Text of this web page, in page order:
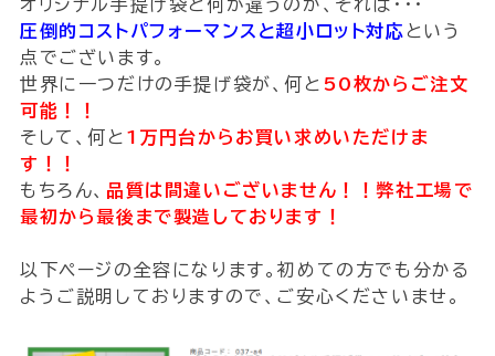
オリジナル手提げ袋と何が違うのか、それは・・・
圧倒的コストパフォーマンスと超小ロット対応 という
点でございます。
世界に一つだけの手提げ袋が、何と 50枚からご注文
可能！！
そして、何と 1万円台からお買い求めいただけま
す！！
もちろん、 品質は間違いございません！！弊社工場で
最初から最後まで製造しております！
以下ページの全容になります。初めての方でも分かる
ようご説明しておりますので、ご安心くださいませ。